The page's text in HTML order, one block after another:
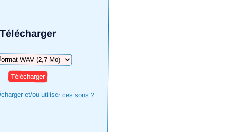
Télécharger
et/ou utiliser ces sons ?